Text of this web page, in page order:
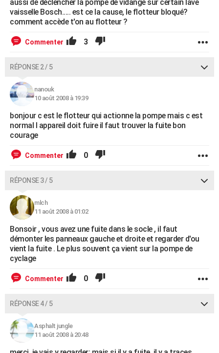
aussi de déclencher la pompe de vidange sur certain lave
vaisselle Bosch..... est ce la cause, le flotteur bloqué?
comment accède t'on au flotteur ?
Commenter 3
RÉPONSE 2 / 5
nanouk
10 août 2008 à 19:39
bonjour c est le flotteur qui actionne la pompe mais c est
normal l appareil doit fuire il faut trouver la fuite bon
courage
Commenter 0
RÉPONSE 3 / 5
mlch
11 août 2008 à 01:02
Bonsoir , vous avez une fuite dans le socle , il faut
démonter les panneaux gauche et droite et regarder d'ou
vient la fuite . Le plus souvent ça vient sur la pompe de
cyclage
Commenter 0
RÉPONSE 4 / 5
Asphalt jungle
11 août 2008 à 20:48